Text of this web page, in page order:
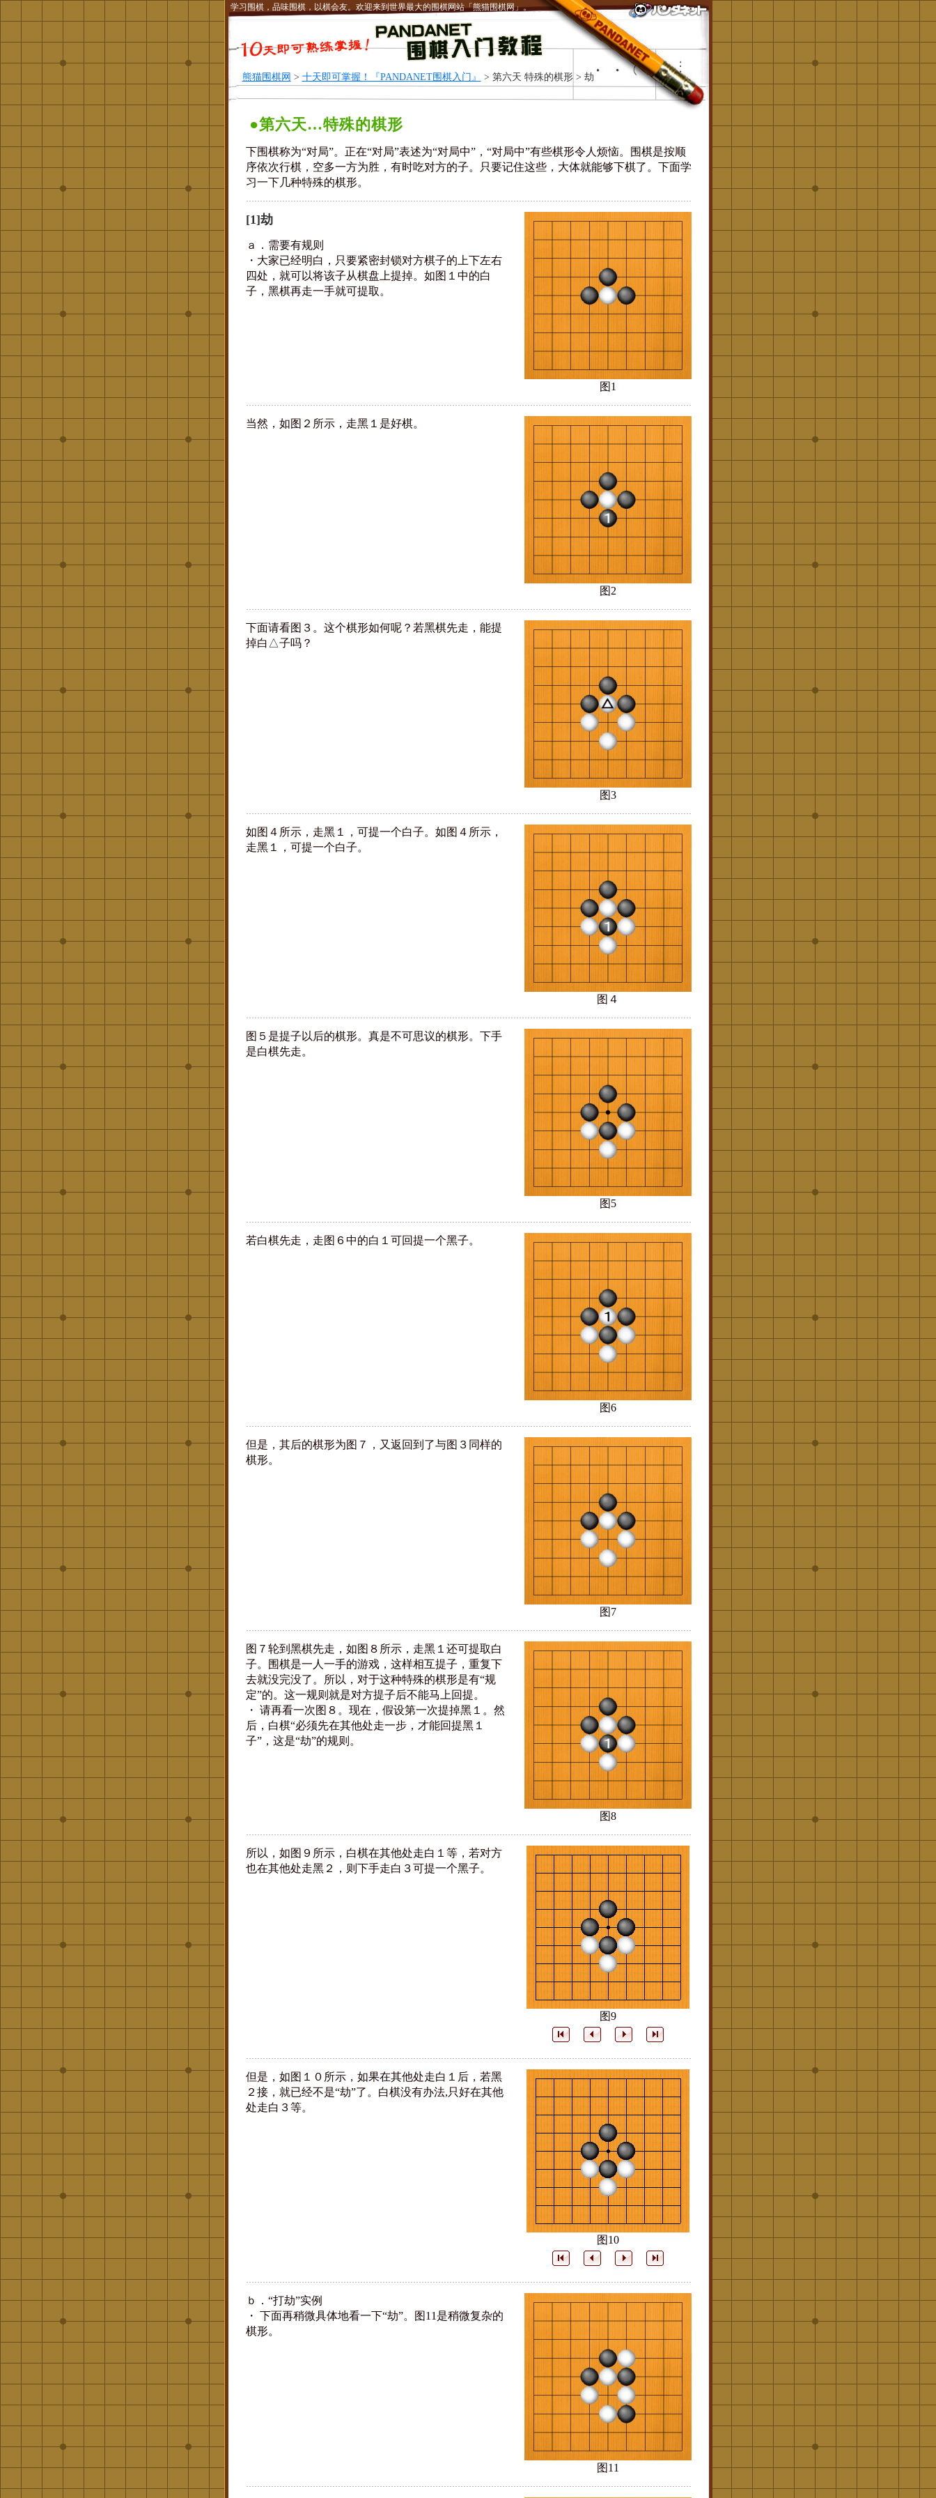
学习围棋，品味围棋，以棋会友。欢迎来到世界最大的围棋网站「熊猫围棋网」。
熊猫围棋网 > 十天即可掌握！『PANDANET围棋入门』 > 第六天 特殊的棋形 > 劫
●第六天…特殊的棋形
下围棋称为“对局”。正在“对局”表述为“对局中”，“对局中”有些棋形令人烦恼。围棋是按顺
序依次行棋，空多一方为胜，有时吃对方的子。只要记住这些，大体就能够下棋了。下面学
习一下几种特殊的棋形。
[1]劫
ａ．需要有规则
・大家已经明白，只要紧密封锁对方棋子的上下左右
四处，就可以将该子从棋盘上提掉。如图１中的白
子，黑棋再走一手就可提取。
图1
当然，如图２所示，走黑１是好棋。
图2
下面请看图３。这个棋形如何呢？若黑棋先走，能提
掉白△子吗？
图3
如图４所示，走黑１，可提一个白子。如图４所示，
走黑１，可提一个白子。
图４
图５是提子以后的棋形。真是不可思议的棋形。下手
是白棋先走。
图5
若白棋先走，走图６中的白１可回提一个黑子。
图6
但是，其后的棋形为图７，又返回到了与图３同样的
棋形。
图7
图７轮到黑棋先走，如图８所示，走黑１还可提取白
子。围棋是一人一手的游戏，这样相互提子，重复下
去就没完没了。所以，对于这种特殊的棋形是有“规
定”的。这一规则就是对方提子后不能马上回提。
・ 请再看一次图８。现在，假设第一次提掉黑１。然
后，白棋“必须先在其他处走一步，才能回提黑１
子”，这是“劫”的规则。
图8
所以，如图９所示，白棋在其他处走白１等，若对方
也在其他处走黑２，则下手走白３可提一个黑子。
图9
但是，如图１０所示，如果在其他处走白１后，若黑
２接，就已经不是“劫”了。白棋没有办法,只好在其他
处走白３等。
图10
ｂ．“打劫”实例
・ 下面再稍微具体地看一下“劫”。图11是稍微复杂的
棋形。
图11